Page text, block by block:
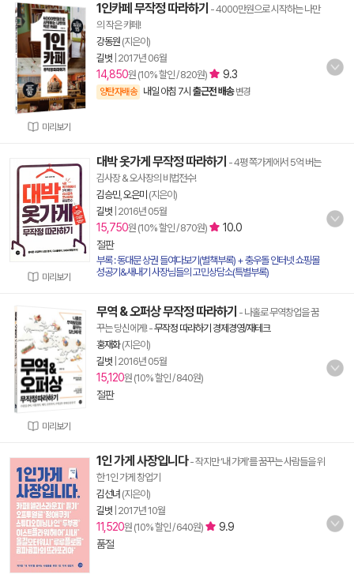
미리보기
1인카페 무작정 따라하기 - 4000만원으로 시작하는 나만
의 작은 카페!
강동원 (지은이)
길벗 2017년 06월
14,850원 (10% 할인 / 820원) 9.3
양탄자배송 내일 아침 7시 출근전 배송 변경
미리보기
대박 옷가게 무작정 따라하기 - 4평 쪽가게에서 5억 버는
김사장 & 오사장의 비법전수!
김승민, 오은미 (지은이)
길벗 2016년 05월
15,750원 (10% 할인 / 870원)
10.0
절판
부록 : 동대문 상권 들여다보기(별책부록) + 충우돌 인터넷 쇼핑몰
성공기&새내기 사장님들의 고민상담소(특별부록)
미리보기
무역 & 오퍼상 무작정 따라하기 - 나홀로 무역창업을 꿈
꾸는 당신에게!-무작정 따라하기 경제경영/재테크
홍재화(지은이)
길벗 2016년 05월
15,120원 (10% 할인 / 840원)
절판
1인 가게 사장입니다- 작지만 ‘내 가게’를 꿈꾸는 사람들을 위
한 1인 가게 창업기
김선녀 (지은이)
길벗 2017년 10월
11,520원 (10% 할인 / 640원)
9.9
품절